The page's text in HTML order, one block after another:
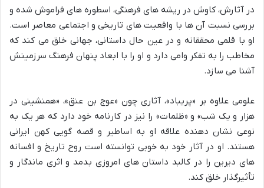
در آثارش، کاوش در ریشه های فرهنگی، اسطوره های فراموش شده و
بررسی نسبت آن ها با واقعیت های تاریخی و اجتماعی معاصر است.
او با قلمی محققانه و در عین حال داستانی، جهانی خلق می کند که
مخاطب را به تفکر وامی دارد و او را با ابعاد پنهان فرهنگ سرزمینش
آشنا می سازد.
علومی علاوه بر «پریباد»، آثاری چون «عوج بن عنق»، «همنشینی در
هزار و یک شب» و «ظلمات» را نیز در کارنامه خود دارد که هر یک به
نوعی نشان دهنده علاقه او به اساطیر و قصه گویی کهن ایرانی
هستند. او در آثار خود به خوبی توانسته است روح تاریخ و افسانه
های دیرین را در کالبد داستان های امروزی بدمد و اثری ماندگار و
تأثیرگذار خلق کند.